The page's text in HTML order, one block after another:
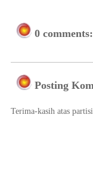
0 comments:
Posting
Terima-kasih atas